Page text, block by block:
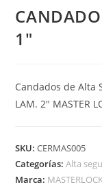
1″
Candados de Alta
LAM. 2″ MASTER
SKU:CERMAS005
Categorías:Alta
Marca: